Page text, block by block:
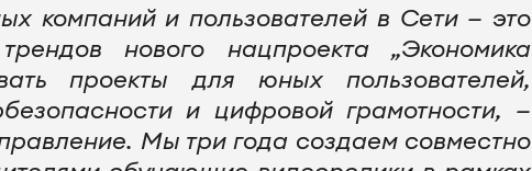
компаний и пользователей в Сети — это
нового нацпроекта „Экономика
проекты для юных пользователей,
и цифровой грамотности, —
Мы три года создаем совместно